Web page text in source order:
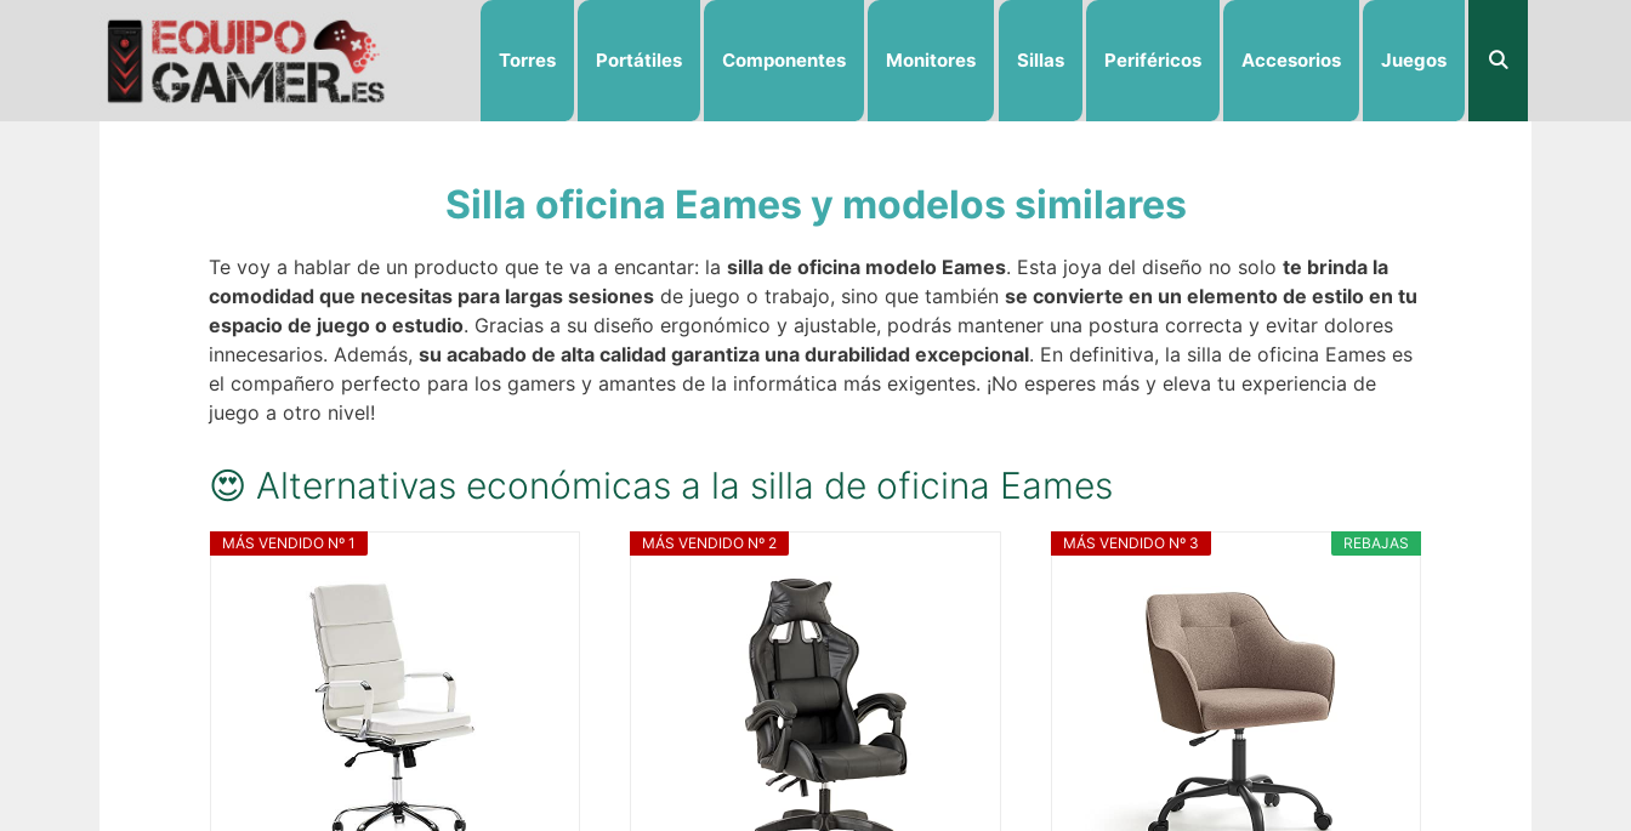
Torres Portátiles Componentes Monitores Sillas Periféricos Accesorios Juegos
Silla oficina Eames y modelos similares
Te voy a hablar de un producto que te va a encantar: la silla de oficina modelo Eames. Esta joya del diseño no solo te brinda la
comodidad que necesitas para largas sesiones de juego o trabajo, sino que también se convierte en un elemento de estilo en tu
espacio de juego o estudio. Gracias a su diseño ergonómico y ajustable, podrás mantener una postura correcta y evitar dolores
innecesarios. Además, su acabado de alta calidad garantiza una durabilidad excepcional. En definitiva, la silla de oficina Eames es
el compañero perfecto para los gamers y amantes de la informática más exigentes. ¡No esperes más y eleva tu experiencia de
juego a otro nivel!
😍 Alternativas económicas a la silla de oficina Eames
MÁS VENDIDO Nº 1 MÁS VENDIDO Nº 2 REBAJAS
MÁS VENDIDO Nº 3